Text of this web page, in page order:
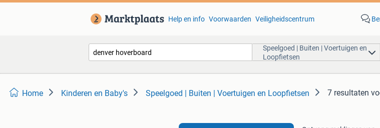
Help en info Voorwaarden Veiligheidscentrum
Speelgoed | Buiten | Voertuigen en
Loopfietsen
Home Kinderen en Baby's Speelgoed | Buiten | Voertuigen en Loopfietsen 7 resultaten